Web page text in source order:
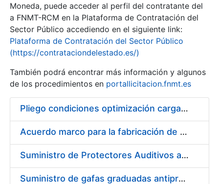
Show/Hide
Moneda, puede acceder al perfil del contratante del
a FNMT-RCM en la Plataforma de Contratación del
Sector Público accediendo en el siguiente link:
Plataforma de Contratación del Sector Público
(https://contrataciondelestado.es/)
También podrá encontrar más información y algunos
de los procedimientos en portallicitacion.fnmt.es
Pliego condiciones optimización cargas compras firmado
Acuerdo marco para la fabricación de piezas
Suministro de Protectores Auditivos a medida para las personas trabajadoras de los Centros de Trabajo de Madrid y Burgos
Suministro de gafas graduadas antiproyecciones para los trabajadores de la FNMT-RCM en los centros de trabajo de Madrid y Burgos